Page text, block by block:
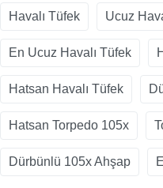
Havalı Tüfek Ucuz
En Ucuz Havalı Tüfek
Hatsan Havalı Tüfek
Hatsan Torpedo 105x
Dürbünlü 105x Ahşap